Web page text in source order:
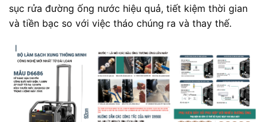
sục rửa đường ống nước hiệu quả, tiết kiệm thời gian
và tiền bạc so với việc tháo chúng ra và thay thế.